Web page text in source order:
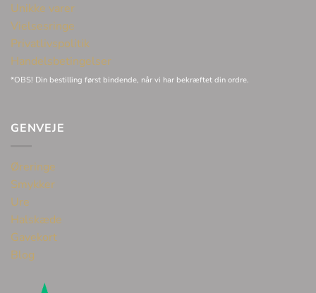
Unikke varer
Vielsesringe
Privatlivspolitik
Handelsbetingelser
*OBS! Din bestilling først bindende, når vi har bekræftet din ordre.
GENVEJE
Øreringe
Smykker
Ure
Halskæde
Gavekort
Blog